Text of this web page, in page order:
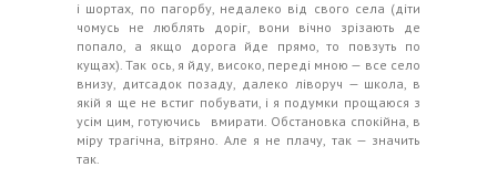
і шортах, по пагорбу, недалеко від свого села (діти
чомусь не люблять доріг, вони вічно зрізають де
попало, а якщо дорога йде прямо, то повзуть по
кущах). Так ось, я йду, високо, переді мною — все село
внизу, дитсадок позаду, далеко ліворуч — школа, в
якій я ще не встиг побувати, і я подумки прощаюся з
усім цим, готуючись вмирати. Обстановка спокійна, в
міру трагічна, вітряно. Але я не плачу, так — значить
так.